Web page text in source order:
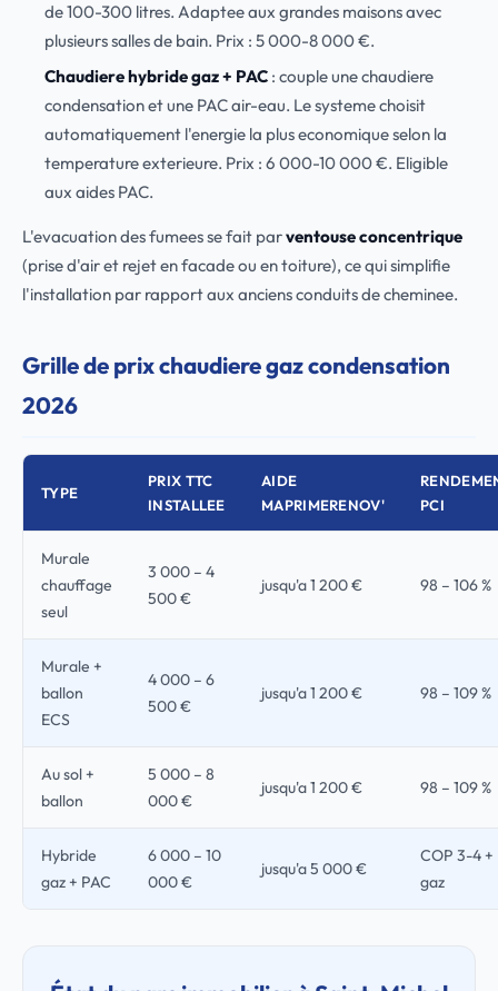
de 100-300 litres. Adaptee aux grandes maisons avec
plusieurs salles de bain. Prix : 5 000-8 000 €.
Chaudiere hybride gaz + PAC: couple une chaudiere
condensation et une PAC air-eau. Le systeme choisit
automatiquement l'energie la plus economique selon la
temperature exterieure. Prix : 6 000-10 000 €. Eligible
aux aides PAC.
L'evacuation des fumees se fait parventouse concentrique
(prise d'air et rejet en facade ou en toiture), ce qui simplifie
l'installation par rapport aux anciens conduits de cheminee.
Grille de prix chaudiere gaz condensation
2026
TYPE
PRIX TTC
INSTALLEE
AIDE
MAPRIMERENOV'
PCI
Murale
chauffage
seul
3 000 – 4
500 €
jusqu'a 1 200 € 98 – 106 %
Murale +
ballon
ECS
4 000 – 6
500 €
jusqu'a 1 200 € 98 – 109 %
Au sol +
ballon
5 000 – 8
000 €
jusqu'a 1 200 € 98 – 109 %
Hybride
gaz + PAC
6 000 – 10
000 €
jusqu'a 5 000 €
COP 3-4 +
gaz